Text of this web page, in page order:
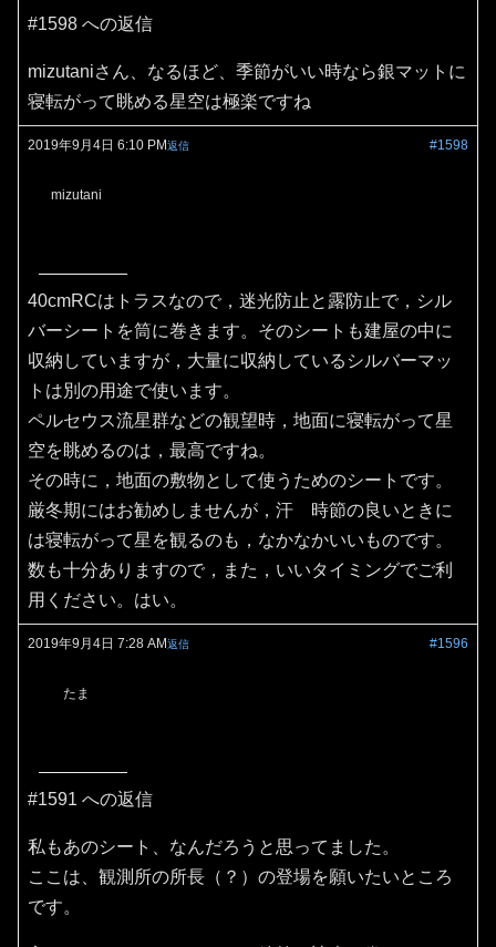
#1598 への返信
mizutaniさん、なるほど、季節がいい時なら銀マットに
寝転がって眺める星空は極楽ですね
2019年9月4日 6:10 PM #1598
返信
mizutani
40cmRCはトラスなので，迷光防止と露防止で，シル
バーシートを筒に巻きます。そのシートも建屋の中に
収納していますが，大量に収納しているシルバーマッ
トは別の用途で使います。
ペルセウス流星群などの観望時，地面に寝転がって星
空を眺めるのは，最高ですね。
その時に，地面の敷物として使うためのシートです。
厳冬期にはお勧めしませんが，汗 時節の良いときに
は寝転がって星を観るのも，なかなかいいものです。
数も十分ありますので，また，いいタイミングでご利
用ください。はい。
2019年9月4日 7:28 AM #1596
返信
たま
#1591 への返信
私もあのシート、なんだろうと思ってました。
ここは、観測所の所長（？）の登場を願いたいところ
です。